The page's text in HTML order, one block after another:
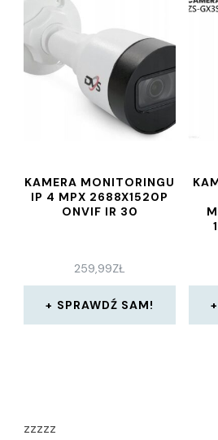
KAMERA MONITORINGU
IP 4 MPX 2688X1520P
ONVIF IR 30
259,99ZŁ
SPRAWDŹ SAM!
zzzzz